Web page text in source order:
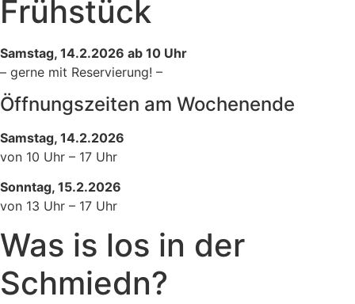
Frühstück
Samstag, 14.2.2026 ab 10 Uhr
– gerne mit Reservierung! –
Öffnungszeiten am Wochenende
Samstag, 14.2.2026
von 10 Uhr – 17 Uhr
Sonntag, 15.2.2026
von 13 Uhr – 17 Uhr
Was is los in der
Schmiedn?